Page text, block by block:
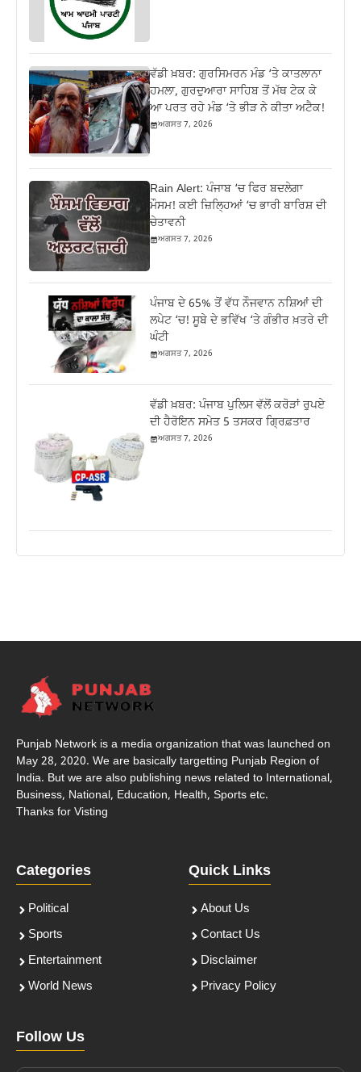
ਵੱਡੀ ਖ਼ਬਰ: ਗੁਰਸਿਮਰਨ ਮੰਡ ‘ਤੇ ਕਾਤਲਾਨਾ
ਹਮਲਾ, ਗੁਰਦੁਆਰਾ ਸਾਹਿਬ ਤੋਂ ਮੱਥ ਟੇਕ ਕੇ
ਆ ਪਰਤ ਰਹੇ ਮੰਡ ‘ਤੇ ਭੀੜ ਨੇ ਕੀਤਾ ਅਟੈਕ!
ਅਗਸਤ 7, 2026
Rain Alert: ਪੰਜਾਬ ‘ਚ ਫਿਰ ਬਦਲੇਗਾ
ਮੌਸਮ! ਕਈ ਜ਼ਿਲ੍ਹਿਆਂ ‘ਚ ਭਾਰੀ ਬਾਰਿਸ਼ ਦੀ
ਚੇਤਾਵਨੀ
ਅਗਸਤ 7, 2026
ਪੰਜਾਬ ਦੇ 65% ਤੋਂ ਵੱਧ ਨੌਜਵਾਨ ਨਸ਼ਿਆਂ ਦੀ
ਲਪੇਟ ‘ਚ! ਸੂਬੇ ਦੇ ਭਵਿੱਖ ‘ਤੇ ਗੰਭੀਰ ਖ਼ਤਰੇ ਦੀ
ਘੰਟੀ
ਅਗਸਤ 7, 2026
ਵੱਡੀ ਖ਼ਬਰ: ਪੰਜਾਬ ਪੁਲਿਸ ਵੱਲੋਂ ਕਰੋੜਾਂ ਰੁਪਏ
ਦੀ ਹੈਰੋਇਨ ਸਮੇਤ 5 ਤਸਕਰ ਗ੍ਰਿਫ਼ਤਾਰ
ਅਗਸਤ 7, 2026
Punjab Network is a media organization that was launched on
May 28, 2020. We are basically targetting Punjab Region of
India. But we are also publishing news related to International,
Business, National, Education, Health, Sports etc.
Thanks for Visting
Categories
Political
Sports
Entertainment
World News
Quick Links
About Us
Contact Us
Disclaimer
Privacy Policy
Follow Us